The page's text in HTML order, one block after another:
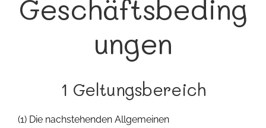
Geschäftsbeding
ungen
1 Geltungsbereich
(1) Die nachstehenden Allgemeinen